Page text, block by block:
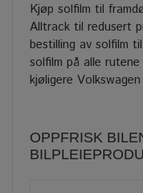
Kjøp solfilm til
Alltrack til redusert
bestilling av solfilm
solfilm på alle
kjøligere
OPPFRISK